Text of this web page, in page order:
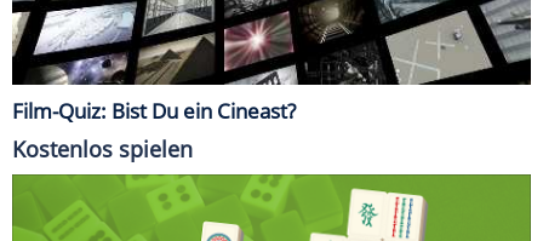
Film-Quiz: Bist Du ein Cineast?
Kostenlos spielen